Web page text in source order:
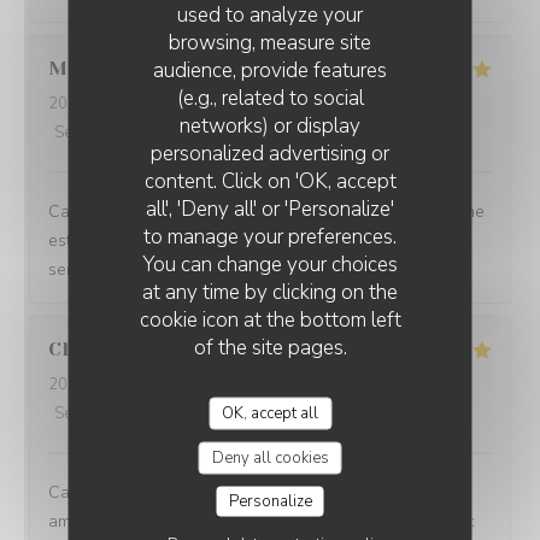
used to analyze your
browsing, measure site
audience, provide features
(e.g., related to social
networks) or display
personalized advertising or
content. Click on 'OK, accept
all', 'Deny all' or 'Personalize'
to manage your preferences.
You can change your choices
at any time by clicking on the
cookie icon at the bottom left
of the site pages.
OK, accept all
Deny all cookies
Personalize
Merina
2026-07-24
- 12:15 - Guests 2
Service
Ambiance:5/5 Food :5/5 Value
Calme et sympa, bon ambiance, joli restaurant. La cuisine
est jolie, raffinée et délicieuse. Le comportement des
serveurs est également attentionné et agréable.
Chevalier
2026-07-27
Service
:5/5 Food:5/5
Cadre très agréable, accueil discret et chaleureux,
amabilité du serveur, repas excellent et savoureux avec